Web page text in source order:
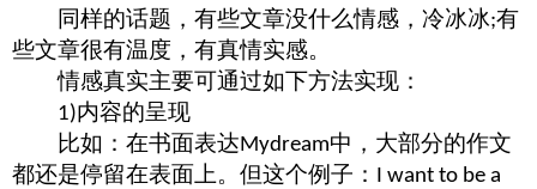
同样的话题，有些文章没什么情感，冷冰冰;有
些文章很有温度，有真情实感。
情感真实主要可通过如下方法实现：
1)内容的呈现
比如：在书面表达Mydream中，大部分的作文
都还是停留在表面上。但这个例子： I want to be a